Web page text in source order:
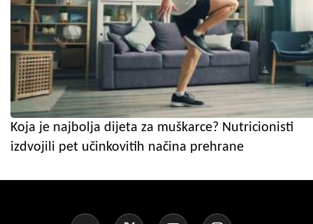
Koja je najbolja dijeta za muškarce? Nutricionisti
izdvojili pet učinkovitih načina prehrane